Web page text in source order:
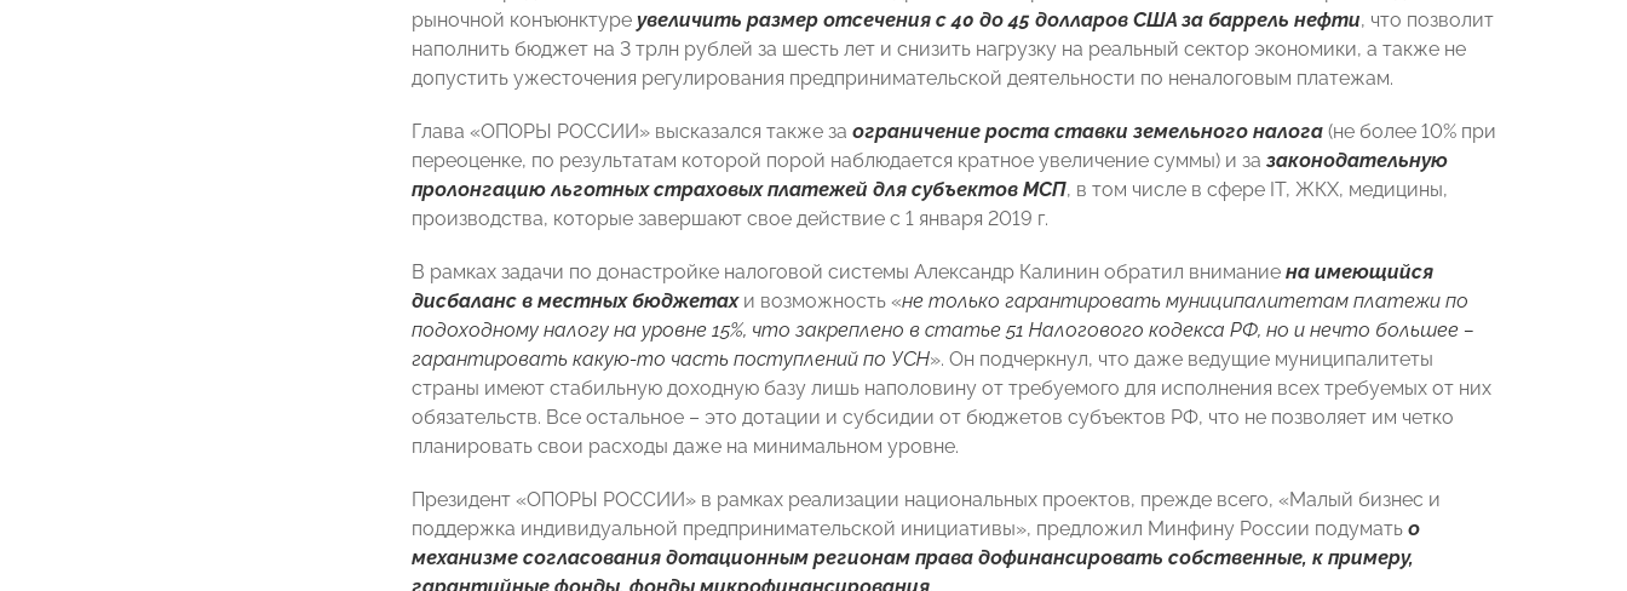
рыночной конъюнктуре увеличить размер отсечения с 40 до 45 долларов США за баррель нефти, что позволит
наполнить бюджет на 3 трлн рублей за шесть лет и снизить нагрузку на реальный сектор экономики, а также не
допустить ужесточения регулирования предпринимательской деятельности по неналоговым платежам.
Глава «ОПОРЫ РОССИИ» высказался также за ограничение роста ставки земельного налога (не более 10% при
переоценке, по результатам которой порой наблюдается кратное увеличение суммы) и за законодательную
пролонгацию льготных страховых платежей для субъектов МСП, в том числе в сфере IT, ЖКХ, медицины,
производства, которые завершают свое действие с 1 января 2019 г.
В рамках задачи по донастройке налоговой системы Александр Калинин обратил внимание на имеющийся
дисбаланс в местных бюджетахи возможность «не только гарантировать муниципалитетам платежи по
подоходному налогу на уровне 15%, что закреплено в статье 51 Налогового кодекса РФ, но и нечто большее –
гарантировать какую-то часть поступлений по УСН». Он подчеркнул, что даже ведущие муниципалитеты
страны имеют стабильную доходную базу лишь наполовину от требуемого для исполнения всех требуемых от них
обязательств. Все остальное – это дотации и субсидии от бюджетов субъектов РФ, что не позволяет им четко
планировать свои расходы даже на минимальном уровне.
Президент «ОПОРЫ РОССИИ» в рамках реализации национальных проектов, прежде всего, «Малый бизнес и
поддержка индивидуальной предпринимательской инициативы», предложил Минфину России подумать о
механизме согласования дотационным регионам права дофинансировать собственные, к примеру,